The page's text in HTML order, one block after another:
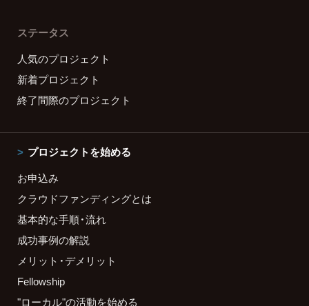
ステータス
人気のプロジェクト
新着プロジェクト
終了間際のプロジェクト
プロジェクトを始める
お申込み
クラウドファンディングとは
基本的な手順・流れ
成功事例の解説
メリット・デメリット
Fellowship
"ローカル"の活動を始める